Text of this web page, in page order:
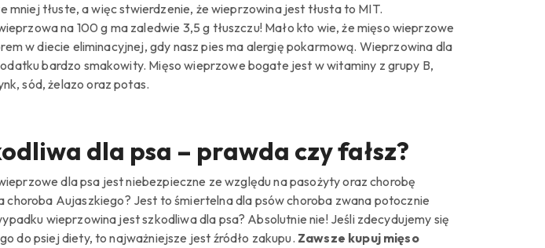
mniej tłuste, a więc stwierdzenie, że wieprzowina jest tłusta to MIT.
na 100 g ma zaledwie 3,5 g tłuszczu! Mało kto wie, że mięso wieprzowe
w diecie eliminacyjnej, gdy nasz pies ma alergię pokarmową. Wieprzowina dla
bardzo smakowity. Mięso wieprzowe bogate jest w witaminy z grupy B,
sód, żelazo oraz potas.
dla psa – prawda czy fałsz?
dla psa jest niebezpieczne ze względu na pasożyty oraz chorobę
choroba Aujaszkiego? Jest to śmiertelna dla psów choroba zwana potocznie
wieprzowina jest szkodliwa dla psa? Absolutnie nie!Jeśli zdecydujemy się
do psiej diety, to najważniejsze jest źródło zakupu. Zawsze kupuj mięso